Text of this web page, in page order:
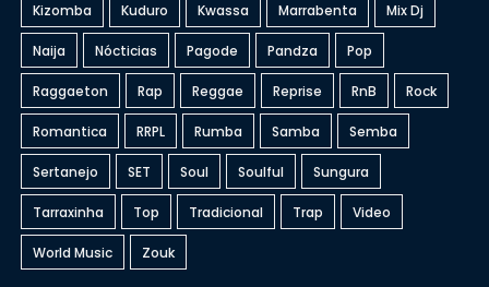
Kizomba Kuduro Kwassa Marrabenta Mix Dj
Naija Nócticias Pagode Pandza Pop
Raggaeton Rap Reggae Reprise RnB Rock
Romantica RRPL Rumba Samba Semba
Sertanejo SET Soul Soulful Sungura
Tarraxinha Top Tradicional Trap Video
World Music Zouk